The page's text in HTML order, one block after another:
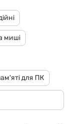
миші
для ПК